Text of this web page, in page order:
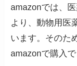
amazonでは、
より、動物用医
います。そのた
amazonで購入で